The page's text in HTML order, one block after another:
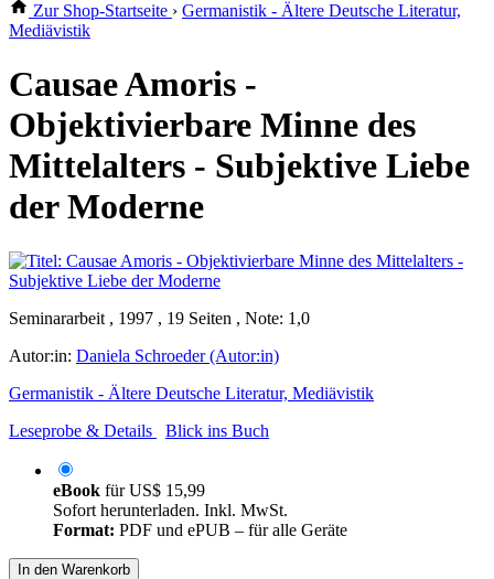
Zur Shop-Startseite › Germanistik - Ältere Deutsche Literatur,
Mediävistik
Causae Amoris -
Objektivierbare Minne des
Mittelalters - Subjektive Liebe
der Moderne
Seminararbeit , 1997 , 19 Seiten , Note: 1,0
Autor:in: Daniela Schroeder (Autor:in)
Germanistik - Ältere Deutsche Literatur, Mediävistik
Leseprobe & Details
Blick ins Buch
eBook fürUS$ 15,99
Sofort herunterladen. Inkl. MwSt.
Format: PDF und ePUB – für alle Geräte
In den Warenkorb